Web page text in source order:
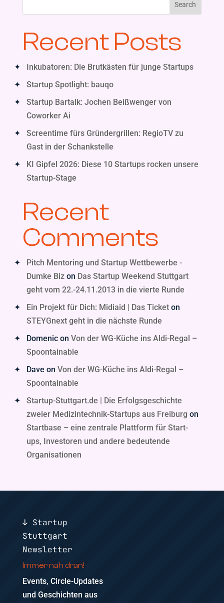
Search
Recent Posts
Inkubatoren: Die Brutkästen für junge Startups
Startup Spotlight: bauqo
Startup Bartalk: Jochen Beißwenger von
Coworker Ai
Screentime fürs Gründergrillen: RegioTV zu
Gast in der Schankstelle
KI Gipfel 2026: Diese 10 Startups rocken unsere
Startup-Stage
Recent
Comments
Pitch Mentoring und Startup Wettbewerbe -
Dumke Bizon Das Startup Weekend Stuttgart
geht vom 22.-24.11.2013 in die vierte Runde
Ein Projekt für Dich: Midiaid | Das Ticketon
STEYGnext geht in die nächste Runde
Domenicon Von der WG-Küche ins Aldi-Regal –
Spoontainable
Dave on Von der WG-Küche ins Aldi-Regal –
Spoontainable
Startup-Stuttgart.de | Die Erfolgsgeschichte
zweier Medizintechnik-Startups aus Freiburg on
Startbase – eine zentrale Plattform für Start-
ups, Investoren und andere bedeutende
Organisationen
↓ Startup
Stuttgart
Newsletter
Immer nah dran!
Events, Circle-Updates
und Geschichten aus